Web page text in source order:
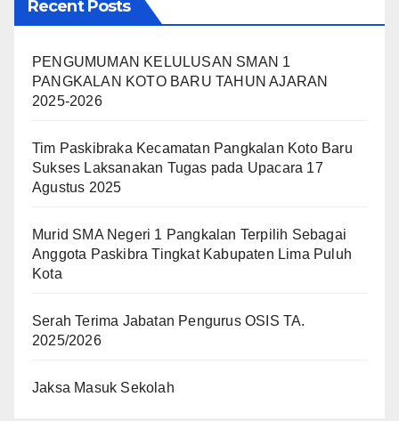
Recent Posts
PENGUMUMAN KELULUSAN SMAN 1
PANGKALAN KOTO BARU TAHUN AJARAN
2025-2026
Tim Paskibraka Kecamatan Pangkalan Koto Baru
Sukses Laksanakan Tugas pada Upacara 17
Agustus 2025
Murid SMA Negeri 1 Pangkalan Terpilih Sebagai
Anggota Paskibra Tingkat Kabupaten Lima Puluh
Kota
Serah Terima Jabatan Pengurus OSIS TA.
2025/2026
Jaksa Masuk Sekolah